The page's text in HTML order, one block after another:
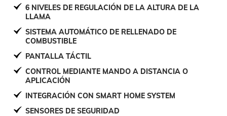
6 NIVELES DE REGULACIÓN DE LA ALTURA DE LA
LLAMA
SISTEMA AUTOMÁTICO DE RELLENADO DE
COMBUSTIBLE
PANTALLA TÁCTIL
CONTROL MEDIANTE MANDO A DISTANCIA O
APLICACIÓN
INTEGRACIÓN CON SMART HOME SYSTEM
SENSORES DE SEGURIDAD